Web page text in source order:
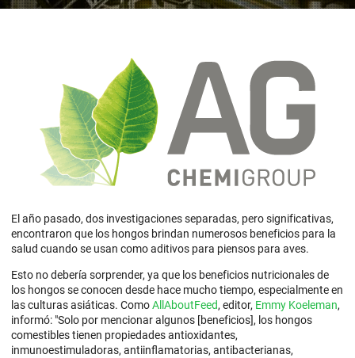
El año pasado, dos investigaciones separadas, pero significativas,
encontraron que los hongos brindan numerosos beneficios para la
salud cuando se usan como aditivos para piensos para aves.
Esto no debería sorprender, ya que los beneficios nutricionales de
los hongos se conocen desde hace mucho tiempo, especialmente en
las culturas asiáticas. ComoAllAboutFeed, editor, Emmy Koeleman,
informó: "Solo por mencionar algunos [beneficios], los hongos
comestibles tienen propiedades antioxidantes,
inmunoestimuladoras, antiinflamatorias, antibacterianas,